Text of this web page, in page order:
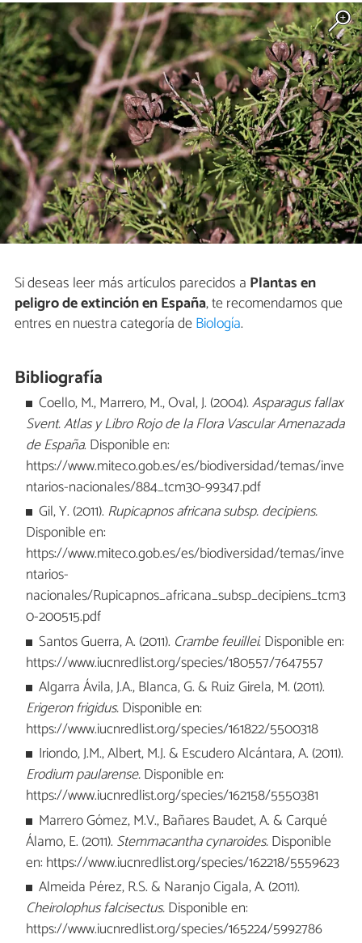
Si deseas leer más artículos parecidos a Plantas en
peligro de extinción en España, te recomendamos que
entres en nuestra categoría deBiología.
Bibliografía
Coello, M., Marrero, M., Oval, J. (2004).Asparagus fallax
Svent. Atlas y Libro Rojo de la Flora Vascular Amenazada
de España. Disponible en:
https://www.miteco.gob.es/es/biodiversidad/temas/inve
ntarios-nacionales/884_tcm30-99347.pdf
Gil, Y. (2011). Rupicapnos africana subsp. decipiens.
Disponible en:
https://www.miteco.gob.es/es/biodiversidad/temas/inve
ntarios-
nacionales/Rupicapnos_africana_subsp_decipiens_tcm3
0-200515.pdf
Santos Guerra, A. (2011). Crambe feuillei. Disponible en:
https://www.iucnredlist.org/species/180557/7647557
Algarra Ávila, J.A., Blanca, G. & Ruiz Girela, M. (2011).
Erigeron frigidus.Disponible en:
https://www.iucnredlist.org/species/161822/5500318
Iriondo, J.M., Albert, M.J. & Escudero Alcántara, A. (2011).
Erodium paularense.Disponible en:
https://www.iucnredlist.org/species/162158/5550381
Marrero Gómez, M.V., Bañares Baudet, A. & Carqué
Álamo, E. (2011). Stemmacantha cynaroides.Disponible
en: https://www.iucnredlist.org/species/162218/5559623
Almeida Pérez, R.S. & Naranjo Cigala, A. (2011).
Cheirolophus falcisectus.Disponible en:
https://www.iucnredlist.org/species/165224/5992786